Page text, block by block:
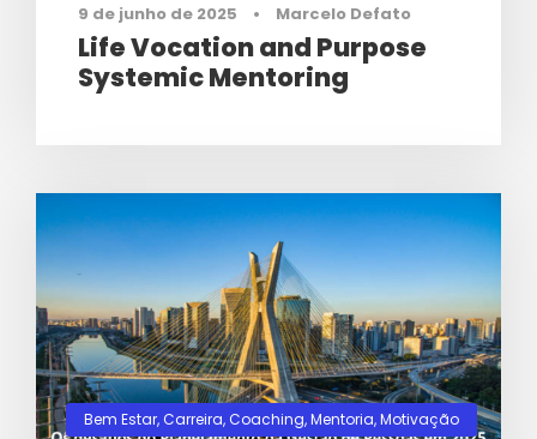
9 de junho de 2025 • Marcelo Defato
Life Vocation and Purpose
Systemic Mentoring
0
Bem Estar, Carreira, Coaching,Mentoria,Motivação